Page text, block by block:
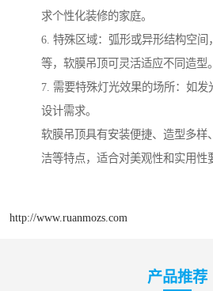
求个性化装修的家庭。
6. 特殊区域：弧形或异形结构空间
等，软膜吊顶可灵活适应不同造型。
7. 需要特殊灯光效果的场所：如发
设计需求。
软膜吊顶具有安装便捷、造型多样
洁等特点，适合对美观性和实用性
http://www.ruanmozs.com
产品推荐